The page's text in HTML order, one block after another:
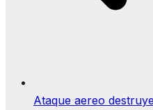
Ataque aereo